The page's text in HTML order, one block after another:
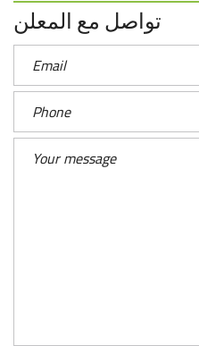
تواصل مع المعلن